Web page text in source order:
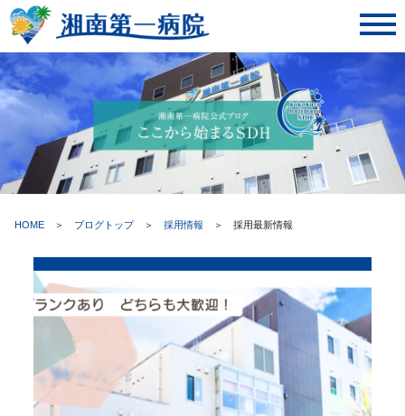
HOME＞ ブログトップ＞ 採用情報 ＞ 採用最新情報
ここから始まるSDH | 湘南第一病院・神奈川県藤沢市湘南台